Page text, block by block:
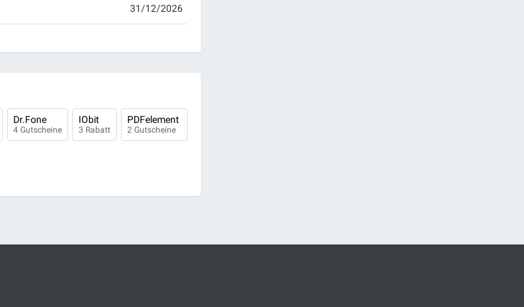
31/12/2026
Dr.Fone
4 Gutscheine
IObit
3 Rabatt
PDFelement
2 Gutscheine